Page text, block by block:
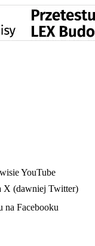
YouTube
X (dawniej Twitter)
na Facebooku